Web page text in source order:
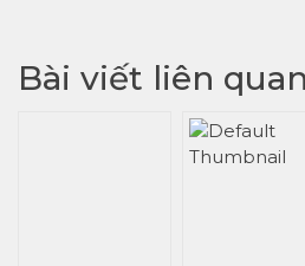
Bài viết liên